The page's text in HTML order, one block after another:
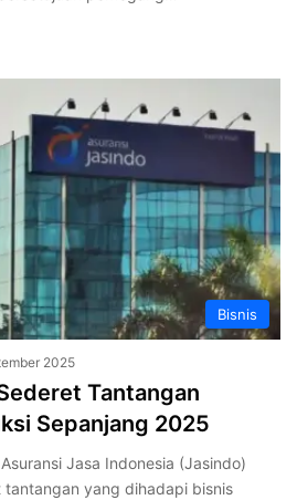
Bisnis
2025
Tantangan
Sepanjang 2025
Jasa Indonesia (Jasindo)
yang dihadapi bisnis